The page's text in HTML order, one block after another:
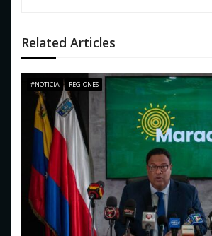
d
e
a
Related Articles
#NOTICIA REGIONES